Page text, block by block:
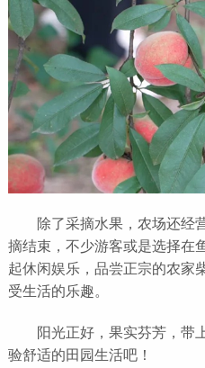
除了采摘水果，农场还经
摘结束，不少游客或是选择在
起休闲娱乐，品尝正宗的农家
受生活的乐趣。
阳光正好，果实芬芳，带
验舒适的田园生活吧！